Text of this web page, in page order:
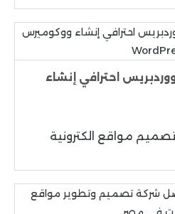
احترافي إنشاء
مواقع الكترونية